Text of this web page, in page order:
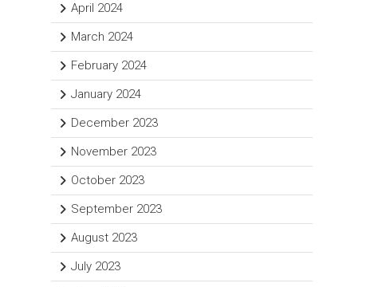
April 2024
March 2024
February 2024
January 2024
December 2023
November 2023
October 2023
September 2023
August 2023
July 2023